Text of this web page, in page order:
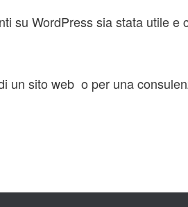
su WordPress sia stata utile e
un sito web o per una